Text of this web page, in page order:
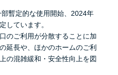
暫定的な使用開始、2024年
しています。
のご利用が分散することに加
延長や、ほかのホームのご利
の混雑緩和・安全性向上を図